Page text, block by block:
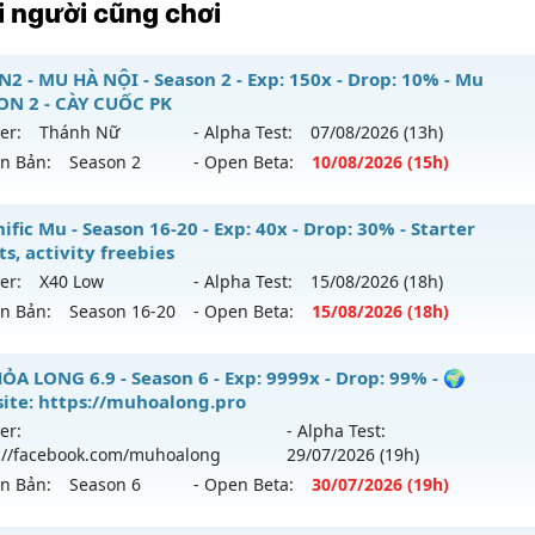
người cũng chơi
- MU HÀ NỘI - Season 2 - Exp: 150x - Drop: 10% - Mu
2 - CÀY CUỐC PK
Thánh Nữ - Alpha Test: 07/08/2026 (13h)
Bản:
Season 2 - Open Beta: 10/08/2026 (15h)
- MU HÀ NỘI - Mu SEASON 2 - CÀY CUỐC PK
mới ra tháng 08 2026 - Mở máy chủThánh Nữ vào 15h
150x - Drop: 10%
loại: Mu Nguyên bản Webzen
IGMU.DEV
Mu - Season 16-20 - Exp: 40x - Drop: 30% - Starter
activity freebies
X40 Low - Alpha Test: 15/08/2026 (18h)
Bản:
Season 16-20 - Open Beta: 15/08/2026 (18h)
Mu - Starter events, activity freebies
mới ra tháng 08 2026 - Mở máy chủ
X40 Low
40x - Drop: 30%
LONG 6.9 - Season 6 - Exp: 9999x - Drop: 99% - 🌍
https://muhoalong.pro
facebook.com/muhoalong
- Alpha Test:
29/07/2026 (19h)
Bản:
Season 6 - Open Beta: 30/07/2026 (19h)